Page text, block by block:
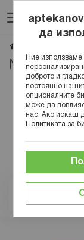
към
съдържанието
Maternea
да
Ние използваме
доброто и
постоянно
опционалните
може да
нас. Ако искаш
Политиката за